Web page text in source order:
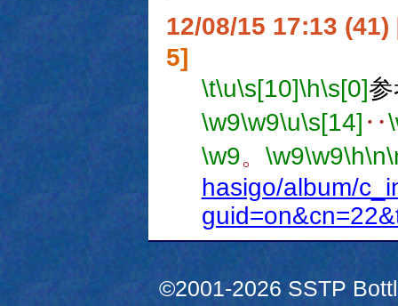
12/08/15 17:13 (41)
5]
\t\u\s[10]\h\s[0]
\w9\w9\u\s[14] ‥
\w9。 \w9\w9\h\n
hasigo/album/
©2001-2026 SSTP